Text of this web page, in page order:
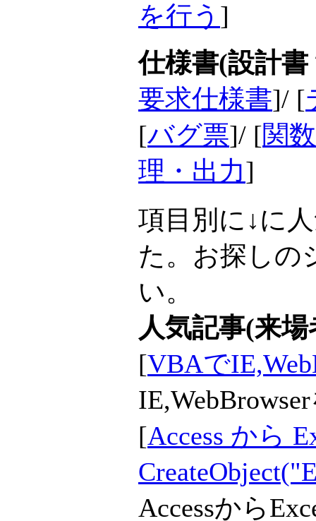
を行う ]
仕様書(設計
要求仕様書]/ [
[バグ票]/ [関
理・出力]
項目別に↓に
た。お探しの
い。
人気記事(来
[VBAで
[Access から
Accessから